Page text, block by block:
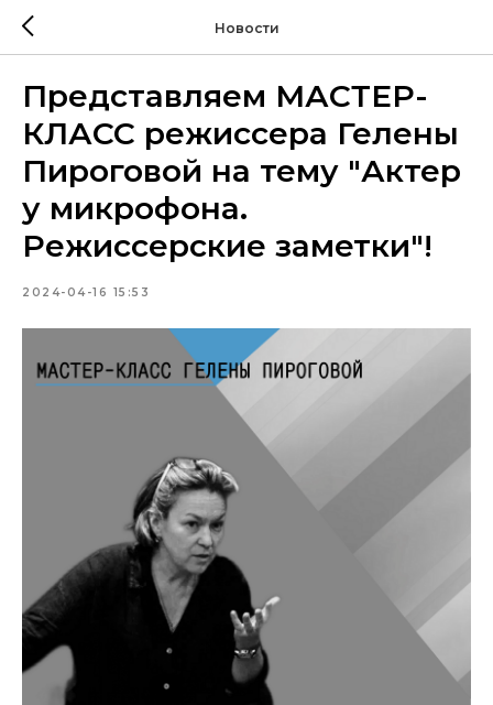
Новости
Представляем МАСТЕР-
КЛАСС режиссера Гелены
Пироговой на тему "Актер
у микрофона.
Режиссерские заметки"!
2024-04-16 15:53